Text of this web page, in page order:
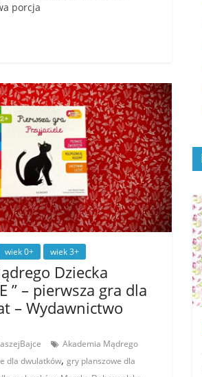
porcja
wiek 0+ wiek 3+
Dziecka
” – pierwsza gra dla
– Wydawnictwo
Akademia Mądrego
dla dwulatków, gry planszowe dla